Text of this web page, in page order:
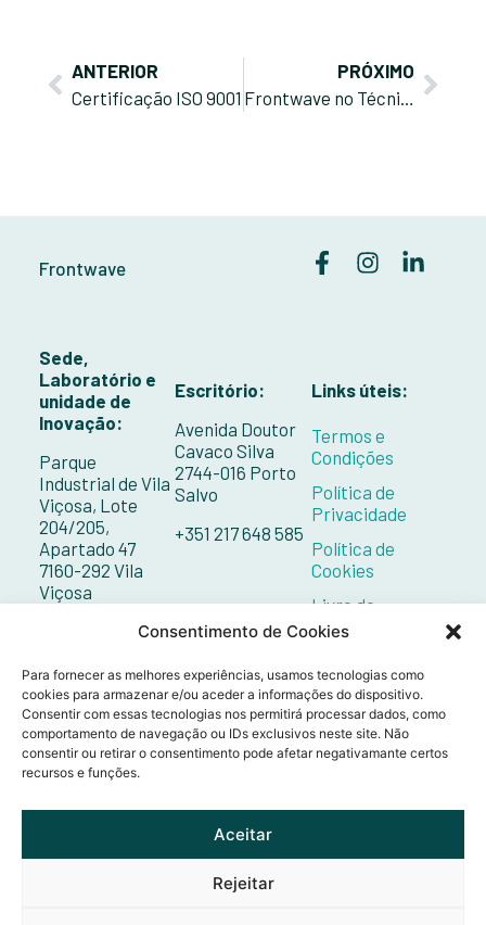
Consentimento de Cookies
Para fornecer as melhores experiências, usamos tecnologias como
cookies para armazenar e/ou aceder a informações do dispositivo.
Consentir com essas tecnologias nos permitirá processar dados, como
comportamento de navegação ou IDs exclusivos neste site. Não
consentir ou retirar o consentimento pode afetar negativamante certos
recursos e funções.
Aceitar
Rejeitar
ANTERIOR
Certificação ISO 9001
PRÓXIMO
Frontwave
Sede,
Laboratório e
unidade de
Inovação:
Parque
Industrial de Vila
Viçosa, Lote
204/205,
Apartado 47
7160-292 Vila
Viçosa
+351 268 098 132
Escritório:
Avenida Doutor
Cavaco Silva
2744-016 Porto
Salvo
+351 217 648 585
Links úteis:
Termos e
Condições
Política de
Privacidade
Política de
Cookies
Livro de
Reclamações